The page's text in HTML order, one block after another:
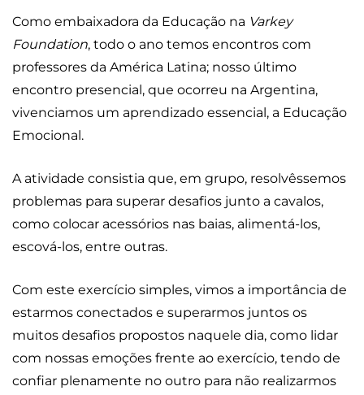
Como embaixadora da Educação na Varkey
Foundation, todo o ano temos encontros com
professores da América Latina; nosso último
encontro presencial, que ocorreu na Argentina,
vivenciamos um aprendizado essencial, a Educação
Emocional.
A atividade consistia que, em grupo, resolvêssemos
problemas para superar desafios junto a cavalos,
como colocar acessórios nas baias, alimentá-los,
escová-los, entre outras.
Com este exercício simples, vimos a importância de
estarmos conectados e superarmos juntos os
muitos desafios propostos naquele dia, como lidar
com nossas emoções frente ao exercício, tendo de
confiar plenamente no outro para não realizarmos